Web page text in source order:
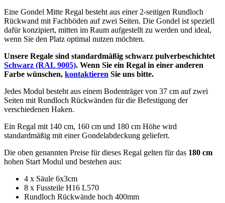
Eine Gondel Mitte Regal besteht aus einer 2-seitigen Rundloch
Rückwand mit Fachböden auf zwei Seiten. Die Gondel ist speziell
dafür konzipiert, mitten im Raum aufgestellt zu werden und ideal,
wenn Sie den Platz optimal nutzen möchten.
Unsere Regale sind standardmäßig schwarz pulverbeschichtet
Schwarz (RAL 9005). Wenn Sie ein Regal in einer anderen
Farbe wünschen, kontaktieren Sie uns bitte.
Jedes Modul besteht aus einem Bodenträger von 37 cm auf zwei
Seiten mit Rundloch Rückwänden für die Befestigung der
verschiedenen Haken.
Ein Regal mit 140 cm, 160 cm und 180 cm Höhe wird
standardmäßig mit einer Gondelabdeckung geliefert.
Die oben genannten Preise für dieses Regal gelten für das 180 cm
hohen Start Modul und bestehen aus:
4 x Säule 6x3cm
8 x Fussteile H16 L570
Rundloch Rückwände hoch 400mm